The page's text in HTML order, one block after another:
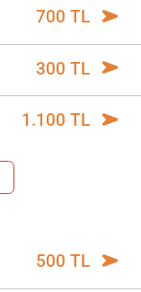
700 TL
300 TL
1.100 TL
500 TL